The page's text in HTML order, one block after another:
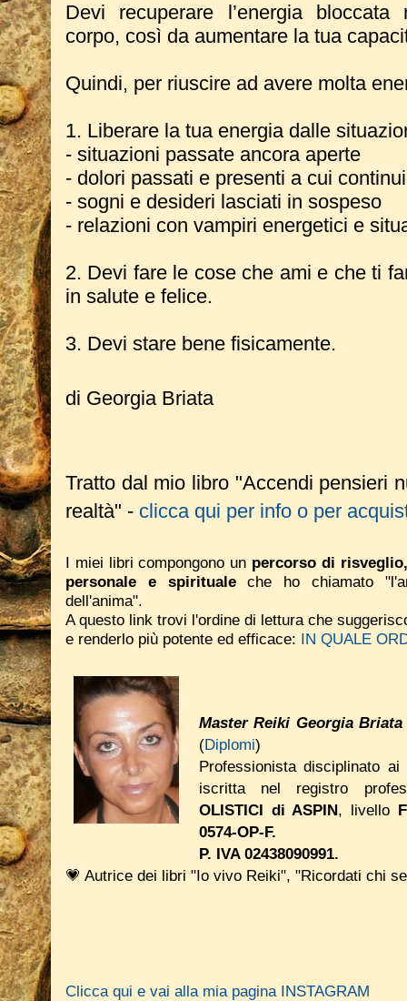
Devi recuperare l’energia
corpo, così da aumentare la tua
Quindi, per riuscire ad avere molta
1. Liberare la tua energia dalle
- situazioni passate ancora aperte
- dolori passati e presenti a cui
- sogni e desideri lasciati in sospeso
- relazioni con vampiri energetici e
2. Devi fare le cose che ami e che ti
in salute e felice.
3. Devi stare bene fisicamente.
di Georgia Briata
Tratto dal mio libro "Accendi pensieri
realtà" - clicca qui per info o per
I miei libri compongono un percorso di
personale e spiritualeche ho chiamato
dell'anima".
A questo link trovi l'ordine di lettura che
e renderlo più potente ed efficace: IN QUALE
Master Reiki Georgia Briata
(Diplomi)
Professionista disciplinato
iscritta nel registro
OLISTICI di ASPIN, livello
0574-OP-F.
P. IVA 02438090991.
💗 Autrice dei libri "Io vivo Reiki", "Ricordati chi
Clicca qui e vai alla mia pagina INSTAGRAM